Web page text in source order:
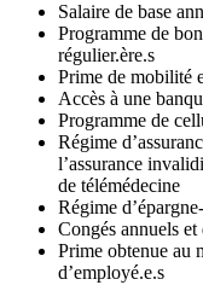
Salaire de base
Programme de
régulier.ère.s
Prime de mobilité
Accès à une
Programme de
Régime
l’assurance
de télémédecine
Régime
Congés annuels et
Prime obtenue au
d’employé.e.s